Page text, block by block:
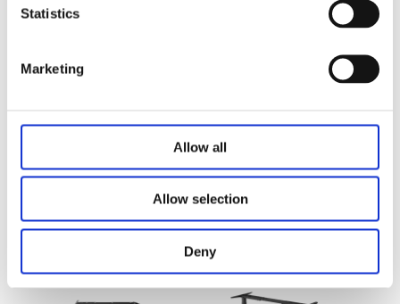
Statistics
Marketing
Allow all
Allow selection
Deny
Rahmengröße: 1800x800 mm (nicht dehnen)
Oberfläche: Pulverbeschichtet
Verwandte Produkte